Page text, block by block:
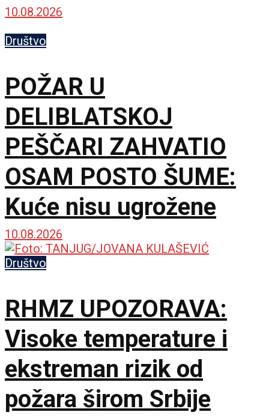
10.08.2026
Društvo
POŽAR U
DELIBLATSKOJ
PEŠČARI ZAHVATIO
OSAM POSTO ŠUME:
Kuće nisu ugrožene
10.08.2026
Društvo
RHMZ UPOZORAVA:
Visoke temperature i
ekstreman rizik od
požara širom Srbije